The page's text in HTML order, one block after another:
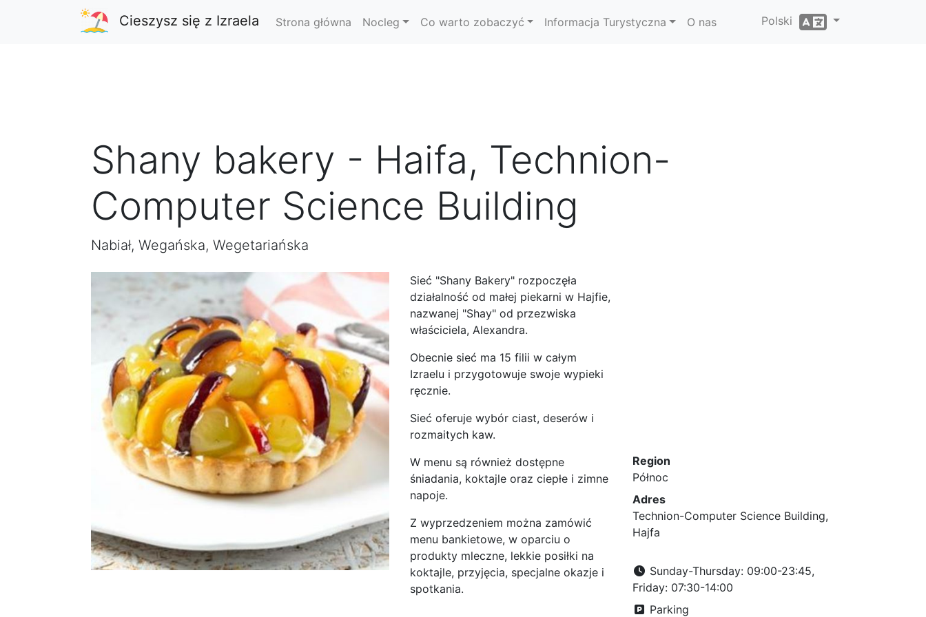
Cieszysz się z Izraela Strona główna Nocleg Co warto zobaczyć Informacja Turystyczna O nas Polski
Shany bakery - Haifa, Technion-
Computer Science Building
Nabiał, Wegańska, Wegetariańska
Sieć "Shany Bakery" rozpoczęła
działalność od małej piekarni w Hajfie,
nazwanej "Shay" od przezwiska
właściciela, Alexandra.
Obecnie sieć ma 15 filii w całym
Izraelu i przygotowuje swoje wypieki
ręcznie.
Sieć oferuje wybór ciast, deserów i
rozmaitych kaw.
W menu są również dostępne
śniadania, koktajle oraz ciepłe i zimne
napoje.
Z wyprzedzeniem można zamówić
menu bankietowe, w oparciu o
produkty mleczne, lekkie posiłki na
koktajle, przyjęcia, specjalne okazje i
spotkania.
Region
Północ
Adres
Technion-Computer Science Building,
Hajfa
Sunday-Thursday: 09:00-23:45,
Friday: 07:30-14:00
Parking